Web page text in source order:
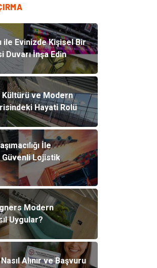
ile Evinizde Kişisel Bir
Duvarı İnşa Edin
ve Modern
Hayati Rolü
İle
Lojistik
Modern
Uygular?
Alınır ve Başvuru